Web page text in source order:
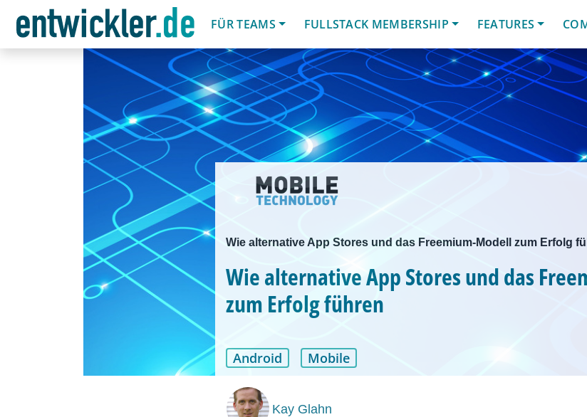
FÜR TEAMS
FULLSTACK MEMBERSHIP FEATURES
Wie alternative App Stores und das Freemium-Modell zum Erfolg
Wie alternative App Stores und das
zum Erfolg führen
Android Mobile
Kay Glahn